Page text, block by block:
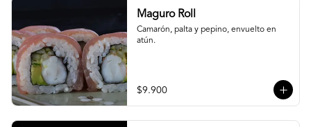
Maguro Roll
Camarón, palta y pepino, envuelto en
atún.
$9.900